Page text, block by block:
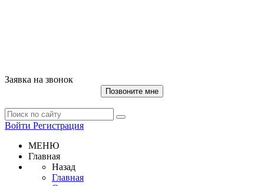
Заявка на звонок
Позвоните мне
Войти Регистрация
МЕНЮ
Главная
Назад
Главная